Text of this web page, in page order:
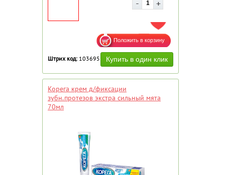
ДОБАВИТЬ В ИЗБРАННОЕ
Штрих код: 103695
Корега крем д/фиксации
зубн.протезов экстра сильный мята
70мл